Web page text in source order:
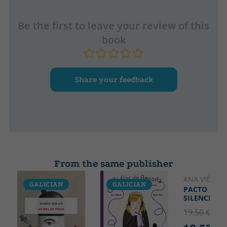
Be the first to leave your review of this
book
Share your feedback
From the same publisher
GALICIAN GALICIAN
ANA VIÉITEZ
PACTO DE
SILENCIO
19.50 €